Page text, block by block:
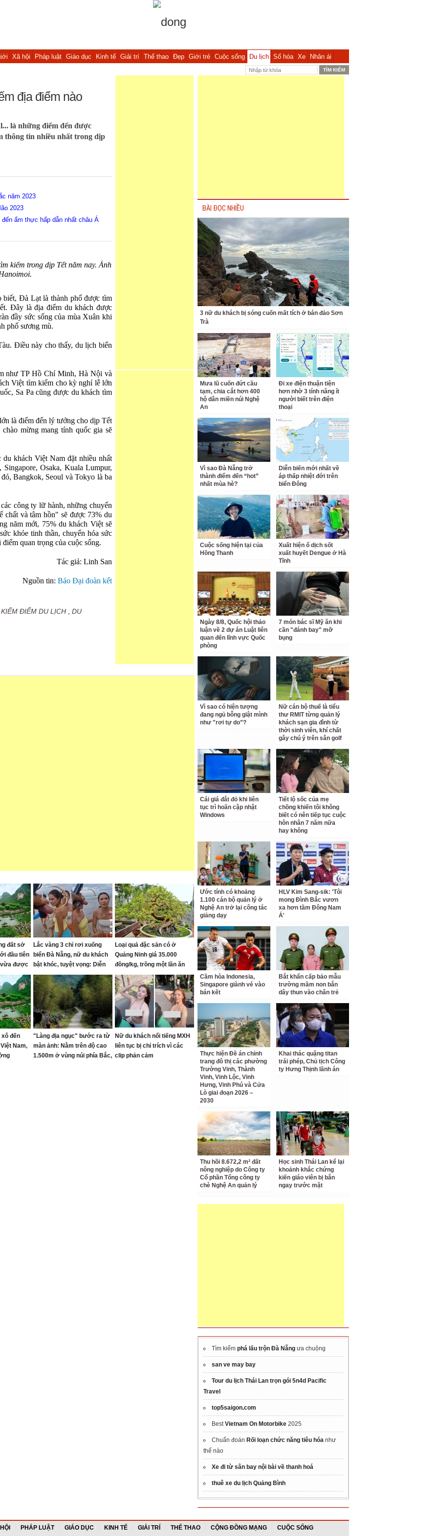
Xã hội Pháp luật Giáo dục Kinh tế Giải trí Thể thao Đẹp Giới trẻ Cuộc sống Du lịch Số hóa Xe Nhân ái
địa điểm nào
là những điểm đến được
thông tin nhiều nhất trong dịp
năm 2023
2023
ẩm thực hấp dẫn nhất châu Á
kiếm trong dịp Tết năm nay. Ảnh
Đà Lạt là thành phố được tìm
Đây là địa điểm du khách được
đầy sức sống của mùa Xuân khi
phố sương mù.
Điều này cho thấy, du lịch biển
như TP Hồ Chí Minh, Hà Nội và
Việt tìm kiếm cho kỳ nghỉ lễ lớn
Sa Pa cũng được du khách tìm
là điểm đến lý tưởng cho dịp Tết
mừng mang tính quốc gia sẽ
khách Việt Nam đặt nhiều nhất
Osaka, Kuala Lumpur,
Bangkok, Seoul và Tokyo là ba
công ty lữ hành, những chuyến
chất và tâm hồn" sẽ được 73% du
năm mới, 75% du khách Việt sẽ
khỏe tinh thần, chuyển hóa sức
quan trọng của cuộc sống.
Tác giả: Linh San
Nguồn tin: Báo Đại đoàn kết
ĐIỂM DU LỊCH
DU
đất sở
đầu tiên
vừa được
du lịch"
Xuân
tâm linh
Lắc vàng 3 chỉ rơi xuống
biển Đà Nẵng, nữ du khách
bật khóc, tuyệt vọng: Diễn
biến bất ngờ sau đó
Loại quả đặc sản có ở
Quảng Ninh giá 35.000
đồng/kg, trồng một lần ăn
nhiều năm, vào chậu làm
bonsai giúp chiêu tài
xô đến
Nam,
"Làng địa ngục" bước ra từ
màn ảnh: Nằm trên độ cao
1.500m ở vùng núi phía Bắc,
Nữ du khách nổi tiếng MXH
liên tục bị chỉ trích vì các
clip phản cảm
BÀI ĐỌC NHIỀU
3 nữ du khách bị sóng cuốn mất tích ở bán đảo Sơn
Trà
Mưa lũ cuốn đứt cầu
tạm, chia cắt hơn 400
hộ dân miền núi Nghệ
An
Đi xe điện thuận tiện
hơn nhờ 3 tính năng ít
người biết trên điện
thoại
Vì sao Đà Nẵng trở
thành điểm đến “hot”
nhất mùa hè?
Diễn biến mới nhất về
áp thấp nhiệt đới trên
biển Đông
Cuộc sống hiện tại của
Hồng Thanh
Xuất hiện ổ dịch sốt
xuất huyết Dengue ở Hà
Tĩnh
Ngày 8/8, Quốc hội thảo
luận về 2 dự án Luật liên
quan đến lĩnh vực Quốc
phòng
7 món bác sĩ Mỹ ăn khi
cần "đánh bay" mỡ
bụng
Vì sao có hiện tượng
đang ngủ bỗng giật mình
như "rơi tự do”?
Nữ cán bộ thuế là tiểu
thư RMIT từng quản lý
khách sạn gia đình từ
thời sinh viên, khí chất
gây chú ý trên sân golf
Cái giá đắt đỏ khi liên
tục trì hoãn cập nhật
Windows
Tiết lộ sốc của mẹ
chồng khiến tôi không
biết có nên tiếp tục cuộc
hôn nhân 7 năm nữa
hay không
Ước tính có khoảng
1.100 cán bộ quản lý ở
Nghệ An trở lại công tác
giảng dạy
HLV Kim Sang-sik: 'Tôi
mong Đình Bắc vươn
xa hơn tầm Đông Nam
Á'
Cầm hòa Indonesia,
Singapore giành vé vào
bán kết
Bắt khẩn cấp bảo mẫu
trường mầm non bắn
dây thun vào chân trẻ
Thực hiện Đề án chỉnh
trang đô thị các phường
Trường Vinh, Thành
Vinh, Vinh Lộc, Vinh
Hưng, Vinh Phú và Cửa
Lò giai đoạn 2026 –
2030
Khai thác quặng titan
trái phép, Chủ tịch Công
ty Hưng Thịnh lãnh án
Thu hồi 8.672,2 m² đất
nông nghiệp do Công ty
Cổ phần Tổng công ty
chè Nghệ An quản lý
Học sinh Thái Lan kể lại
khoảnh khắc chứng
kiến giáo viên bị bắn
ngay trước mặt
Tìm kiếm phá lấu trộn Đà Nẵng ưa chuộng
san ve may bay
Tour du lịch Thái Lan trọn gói 5n4d Pacific
Travel
top5saigon.com
BestVietnam On Motorbike 2025
Chuẩn đoán Rối loạn chức năng tiêu hóa như
thế nào
Xe đi từ sân bay nội bài về thanh hoá
thuê xe du lịch Quảng Bình
PHÁP LUẬT GIÁO DỤC KINH TẾ GIẢI TRÍ THỂ THAO CỘNG ĐỒNG MẠNG CUỘC SỐNG